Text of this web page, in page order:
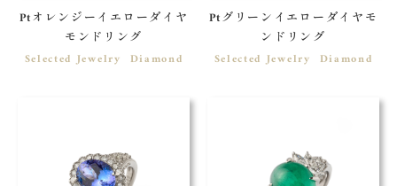
Ptオレンジーイエローダイヤ
モンドリング
Selected Jewelry Diamond
Ptグリーンイエローダイヤモ
ンドリング
Selected Jewelry Diamond